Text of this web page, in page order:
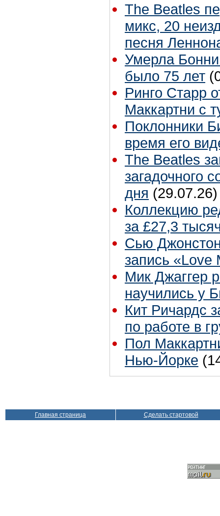
The Beatles
микс, 20
песня
Умерла
было 75 лет
Ринго Старр
Маккартни с
Поклонники
время его
The Beatles
загадочного
дня (29.07.26)
Коллекцию
за £27,3
Сью
запись «Love
Мик Джаггер
научились у
Кит Ричардс
по работе в
Пол
Нью-Йорке
Главная страница Сделать стартовой